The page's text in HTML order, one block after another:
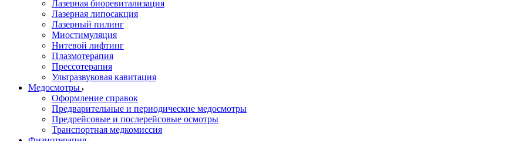
Лазерная биоревитализация
Лазерная липосакция
Лазерный пилинг
Миостимуляция
Нитевой лифтинг
Плазмотерапия
Прессотерапия
Ультразвуковая кавитация
Медосмотры
Оформление справок
Предварительные и периодические медосмотры
Предрейсовые и послерейсовые осмотры
Транспортная медкомиссия